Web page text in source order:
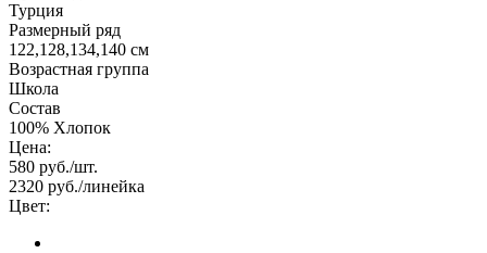
Турция
Размерный ряд
122,128,134,140 см
Возрастная группа
Школа
Состав
100% Хлопок
Цена:
580 руб./шт.
2320 руб./линейка
Цвет: